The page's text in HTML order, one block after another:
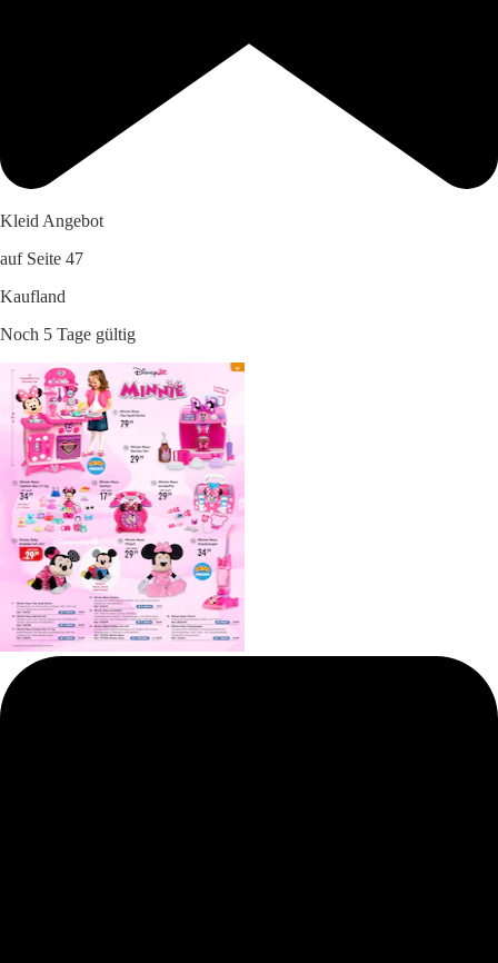
Kleid Angebot
auf Seite 47
Kaufland
Noch 5 Tage gültig